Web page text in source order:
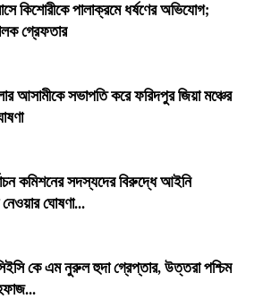
কিশোরীকে পালাক্রমে ধর্ষণের অভিযোগ;
গ্রেফতার
আসামীকে সভাপতি করে ফরিদপুর জিয়া মঞ্চের
কমিশনের সদস্যদের বিরুদ্ধে আইনি
ঘোষণা...
কে এম নুরুল হুদা গ্রেপ্তার, উত্তরা পশ্চিম